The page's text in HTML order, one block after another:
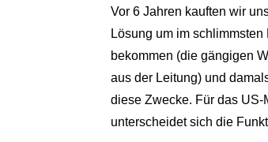
Vor 6 Jahren kauften wir
Lösung um im
bekommen (die gängigen
aus der Leitung) und
diese Zwecke. Für das
unterscheidet sich die